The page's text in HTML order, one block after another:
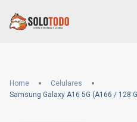
Home
Celulares